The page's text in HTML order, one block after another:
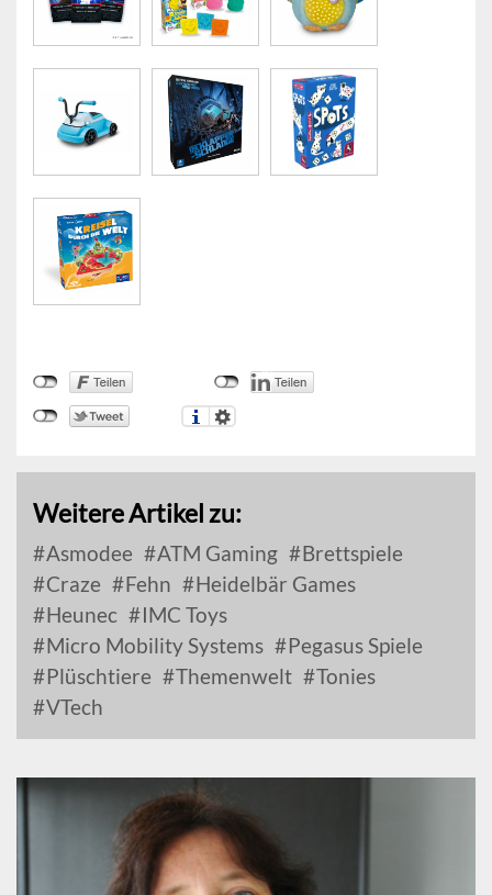
Weitere Artikel zu:
Asmodee ATM Gaming
Brettspiele
Craze
Fehn
Heidelbär Games
Heunec
IMC Toys
Micro Mobility Systems
Pegasus Spiele
Plüschtiere
Themenwelt
Tonies
VTech